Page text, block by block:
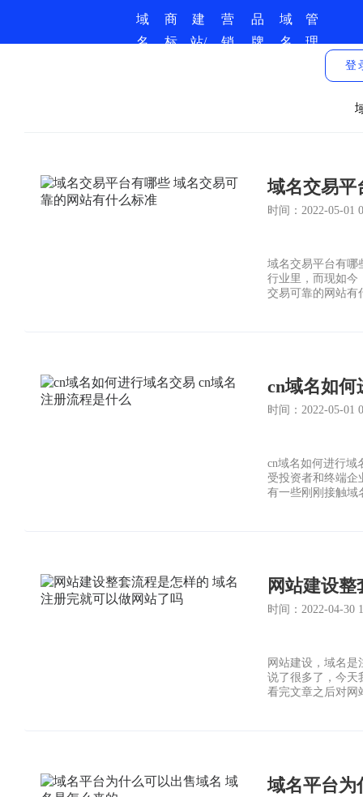
域
名
商
标
建
站/
营
销
品
牌
域
名
管
理
登
域名交易平
时间：2022-05-01
域名交易平台有哪
行业里，而现如今
交易可靠的网站有
cn域名如何
时间：2022-05-01
cn域名如何进行域
受投资者和终端企
有一些刚刚接触域
网站建设
时间：2022-04-30
网站建设，域名
说了很多了，今天
看完文章之后对网
域名平台为